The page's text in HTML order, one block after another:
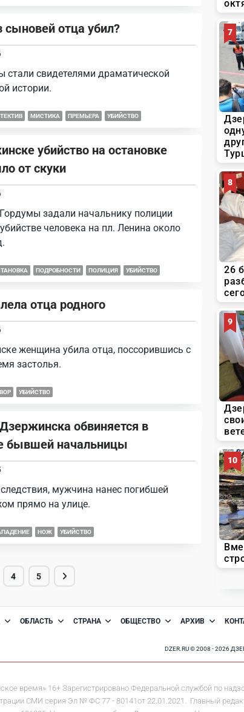
сыновей отца убил?
стали свидетелями драматической
истории.
МИСТИКА ПРЕМЬЕРА УБИЙСТВО
убийство на остановке
от скуки
задали начальнику полиции
человека на пл. Ленина около
ПОДРОБНОСТИ ПОЛИЦИЯ УБИЙСТВО
отца родного
женщина убила отца, поссорившись с
застолья.
УБИЙСТВО
обвиняется в
бывшей начальницы
мужчина нанес погибшей
прямо на улице.
НОЖ УБИЙСТВО
4 5
ОБЛАСТЬ СТРАНА ОБЩЕСТВО АРХИВ
DZER.RU © 2008 - 2026
время» 16+ Зарегистрировано Федеральной службой по
СМИ серия Эл № ФС 77 - 80141от 22.01.2021. Главный